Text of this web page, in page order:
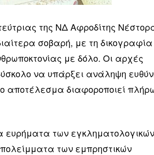
της ΝΔ Αφροδίτης
σοβαρή, με τη δικογραφία
με δόλο. Οι αρχές
να υπάρξει ανάληψη
αποτέλεσμα διαφοροποιεί
των εγκληματολογικών
των εμπρηστικών